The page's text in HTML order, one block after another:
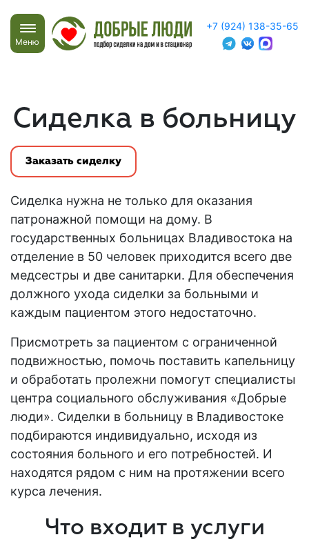
Меню
+7 (924) 138-35-65
Сиделка в больницу
Заказать сиделку
Сиделка нужна не только для оказания
патронажной помощи на дому. В
государственных больницах Владивостока на
отделение в 50 человек приходится всего две
медсестры и две санитарки. Для обеспечения
должного ухода сиделки за больными и
каждым пациентом этого недостаточно.
Присмотреть за пациентом с ограниченной
подвижностью, помочь поставить капельницу
и обработать пролежни помогут специалисты
центра социального обслуживания «Добрые
люди». Сиделки в больницу в Владивостоке
подбираются индивидуально, исходя из
состояния больного и его потребностей. И
находятся рядом с ним на протяжении всего
курса лечения.
Что входит в услуги